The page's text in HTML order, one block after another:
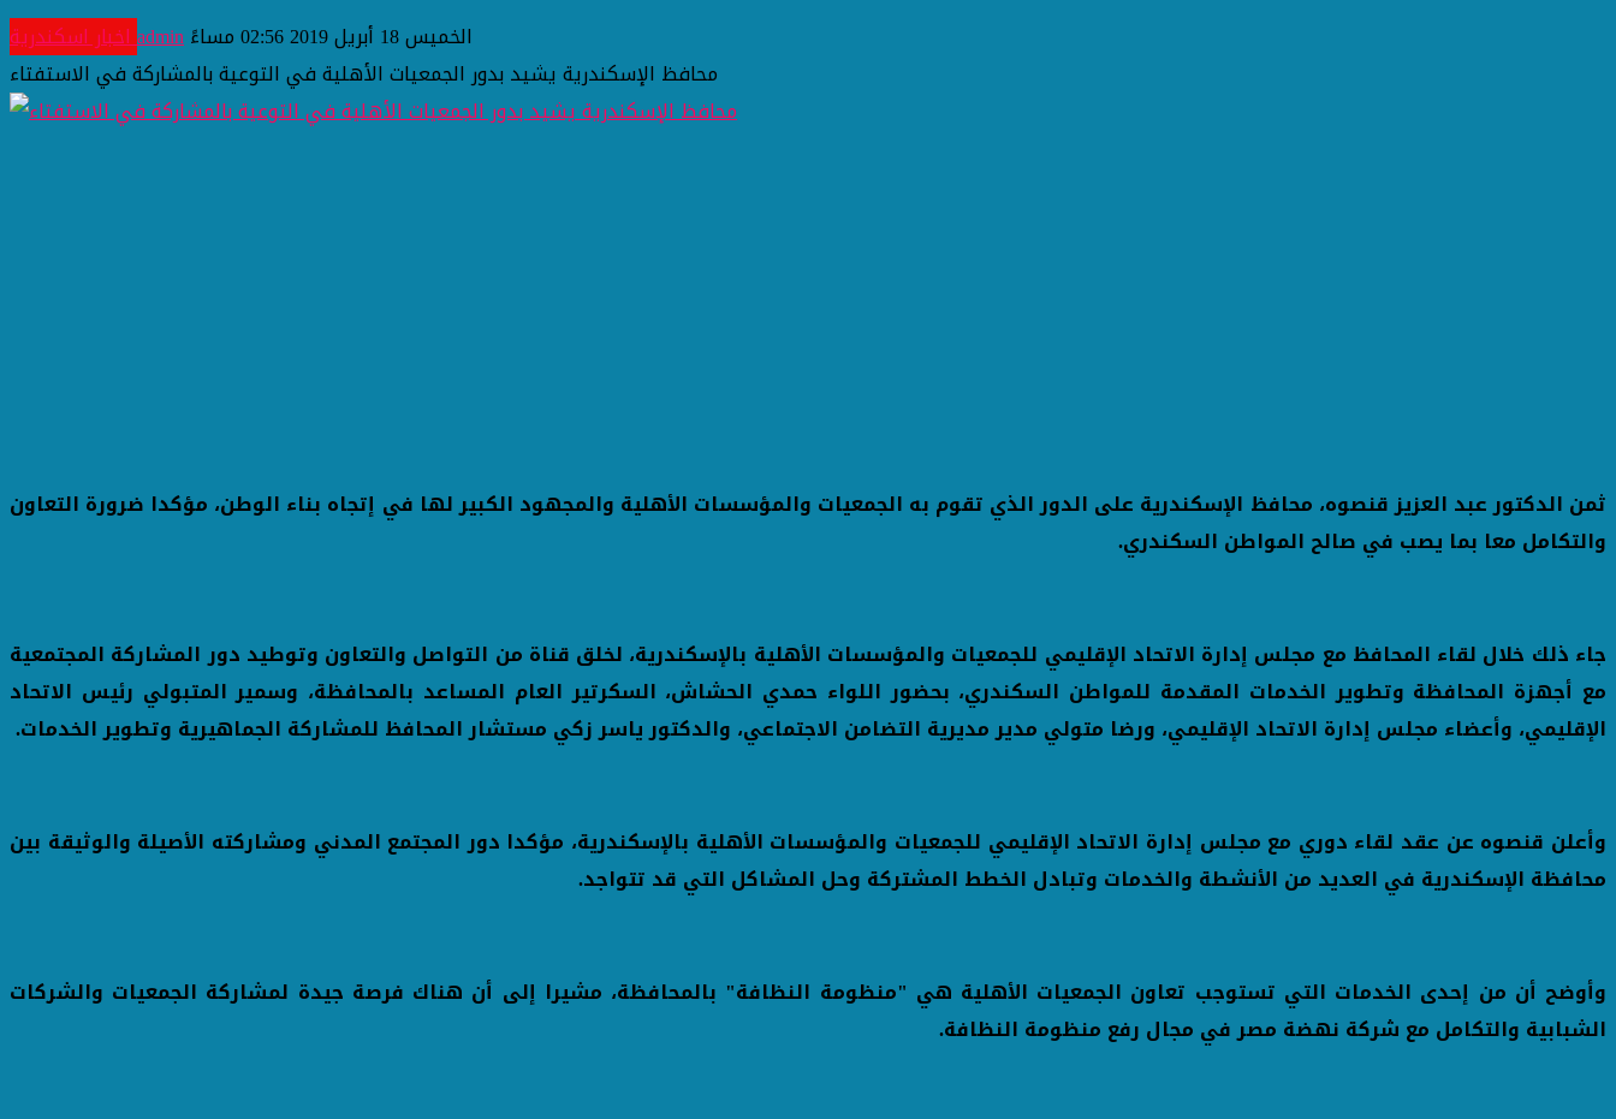
اخبار اسكندريةadmin
الخميس 18 أبريل 2019 02:56 مساءً
محافظ الإسكندرية يشيد بدور الجمعيات الأهلية في التوعية بالمشاركة في الاستفتاء
ثمن الدكتور عبد العزيز قنصوه، محافظ الإسكندرية على الدور الذي تقوم به الجمعيات والمؤسسات الأهلية والمجهود الكبير لها في إتجاه بناء الوطن، مؤكدا ضرورة التعاون
والتكامل معا بما يصب في صالح المواطن السكندري.
جاء ذلك خلال لقاء المحافظ مع مجلس إدارة الاتحاد الإقليمي للجمعيات والمؤسسات الأهلية بالإسكندرية، لخلق قناة من التواصل والتعاون وتوطيد دور المشاركة المجتمعية
مع أجهزة المحافظة وتطوير الخدمات المقدمة للمواطن السكندري، بحضور اللواء حمدي الحشاش، السكرتير العام المساعد بالمحافظة، وسمير المتبولي رئيس الاتحاد
الإقليمي، وأعضاء مجلس إدارة الاتحاد الإقليمي، ورضا متولي مدير مديرية التضامن الاجتماعي، والدكتور ياسر زكي مستشار المحافظ للمشاركة الجماهيرية وتطوير الخدمات.
وأعلن قنصوه عن عقد لقاء دوري مع مجلس إدارة الاتحاد الإقليمي للجمعيات والمؤسسات الأهلية بالإسكندرية، مؤكدا دور المجتمع المدني ومشاركته الأصيلة والوثيقة بين
محافظة الإسكندرية في العديد من الأنشطة والخدمات وتبادل الخطط المشتركة وحل المشاكل التي قد تتواجد.
وأوضح أن من إحدى الخدمات التي تستوجب تعاون الجمعيات الأهلية هي "منظومة النظافة" بالمحافظة، مشيرا إلى أن هناك فرصة جيدة لمشاركة الجمعيات والشركات
الشبابية والتكامل مع شركة نهضة مصر في مجال رفع منظومة النظافة.